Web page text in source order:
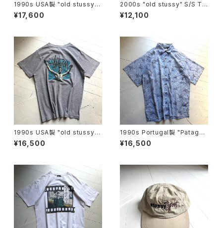
1990s USA製 "old stussy"
L/S shirt
¥17,600
2000s "old stussy" S/S T-
shirt
¥12,100
1990s USA製 "old stussy"
S/S T-shirt
¥16,500
1990s Portugal製 "Patagon
ia" dreamtime shirt
¥16,500